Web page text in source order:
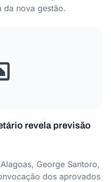
da nova gestão.
revela previsão
George Santoro,
dos aprovados